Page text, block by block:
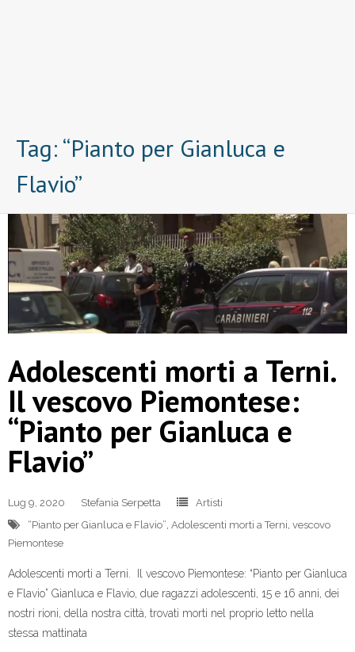
Tag: “Pianto per Gianluca e
Flavio”
Adolescenti morti a Terni.
Il vescovo Piemontese:
“Pianto per Gianluca e
Flavio”
Lug 9, 2020 Stefania Serpetta
Artisti
“Pianto per Gianluca e Flavio” Adolescenti morti a Terni vescovo
Piemontese
Adolescenti morti a Terni. Il vescovo Piemontese: “Pianto per Gianluca
e Flavio” Gianluca e Flavio, due ragazzi adolescenti, 15 e 16 anni, dei
nostri rioni, della nostra città, trovati morti nel proprio letto nella
stessa mattinata